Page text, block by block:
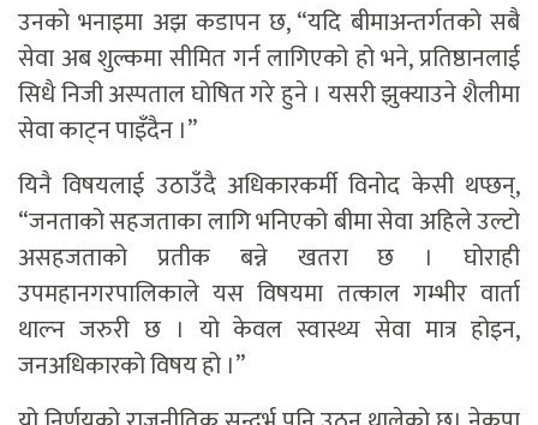
उनको भनाइमा अझ कडापन छ, “यदि बीमाअन्तर्गतको सबै
सेवा अब शुल्कमा सीमित गर्न लागिएको हो भने, प्रतिष्ठानलाई
सिधै निजी अस्पताल घोषित गरे हुने । यसरी झुक्याउने शैलीमा
सेवा काट्न पाइँदैन ।”
यिनै विषयलाई उठाउँदै अधिकारकर्मी विनोद केसी थप्छन्,
“जनताको सहजताका लागि भनिएको बीमा सेवा अहिले उल्टो
असहजताको प्रतीक बन्ने खतरा छ । घोराही
उपमहानगरपालिकाले यस विषयमा तत्काल गम्भीर वार्ता
थाल्न जरुरी छ । यो केवल स्वास्थ्य सेवा मात्र होइन,
जनअधिकारको विषय हो ।”